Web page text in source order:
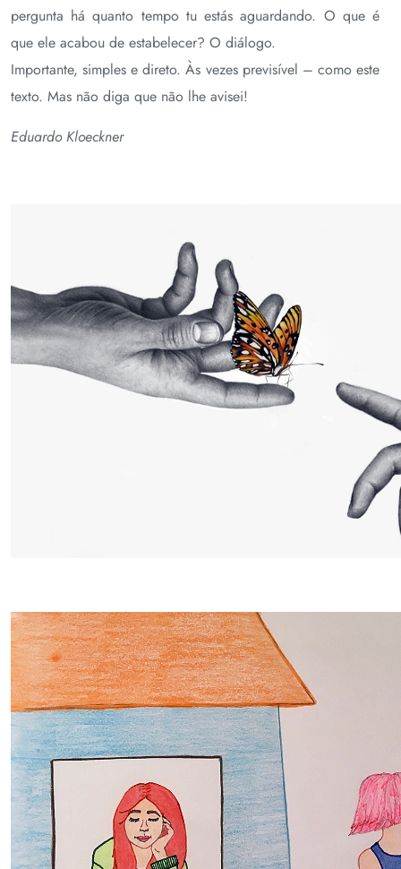
pergunta há quanto tempo tu estás aguardando. O que é
que ele acabou de estabelecer? O diálogo.
Importante, simples e direto. Às vezes previsível – como este
texto. Mas não diga que não lhe avisei!
Eduardo Kloeckner